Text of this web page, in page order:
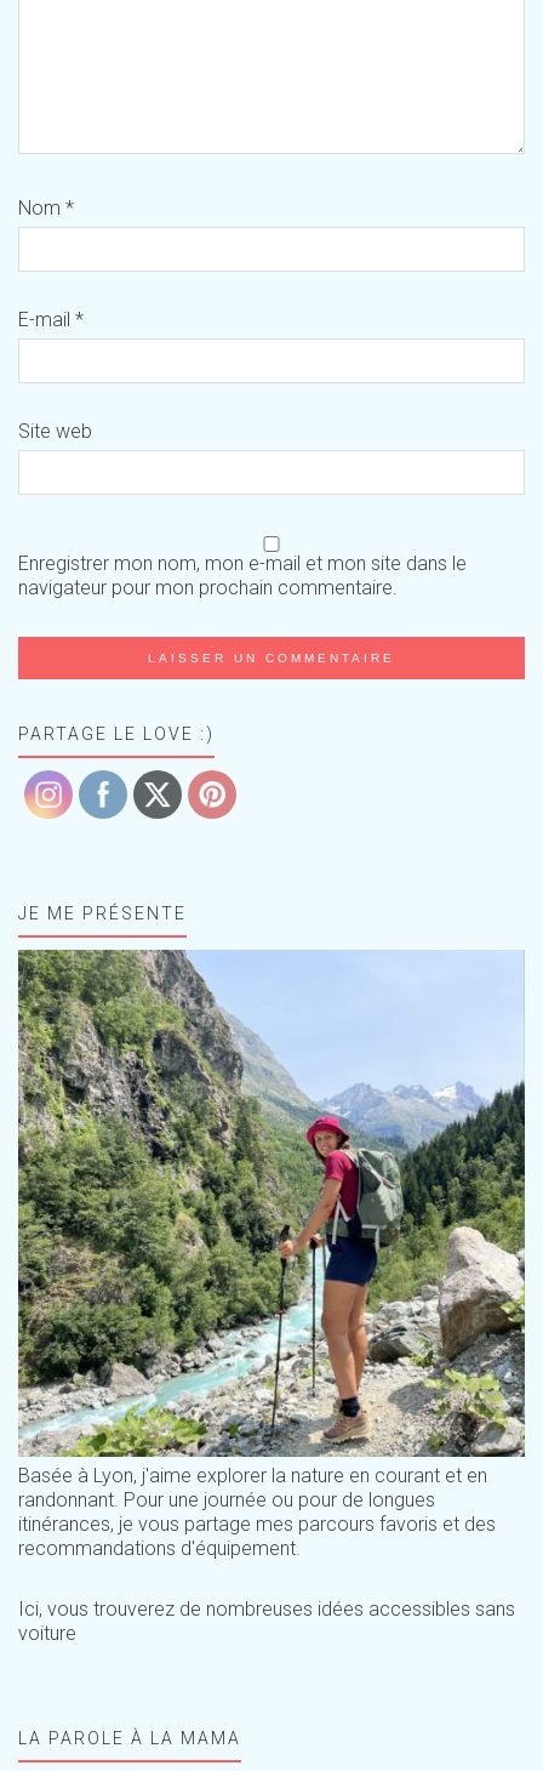
Nom *
E-mail *
Site web
Enregistrer mon nom, mon e-mail et mon site dans le
navigateur pour mon prochain commentaire.
PARTAGE LE LOVE :)
JE ME PRÉSENTE
Basée à Lyon, j'aime explorer la nature en courant et en
randonnant. Pour une journée ou pour de longues
itinérances, je vous partage mes parcours favoris et des
recommandations d'équipement.
Ici, vous trouverez de nombreuses idées accessibles sans
voiture
LA PAROLE À LA MAMA